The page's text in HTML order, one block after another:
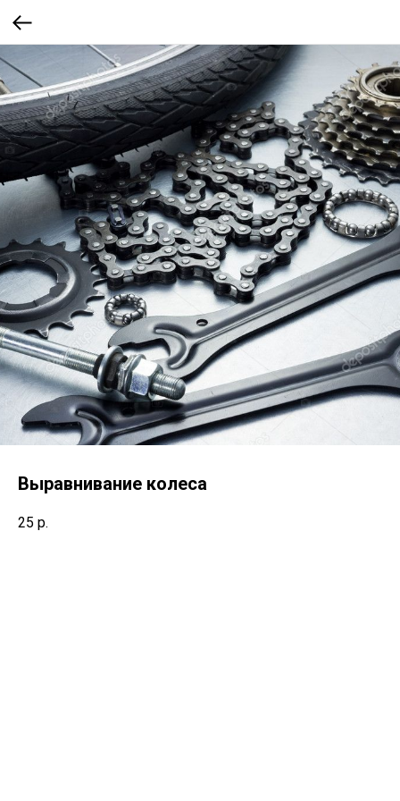
Выравнивание колеса
25 р.